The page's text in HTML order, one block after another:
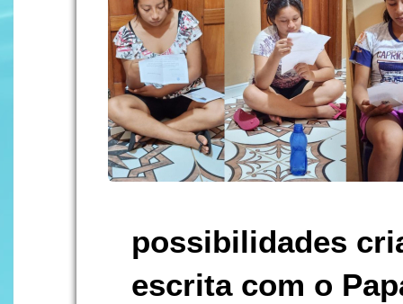
possibilidades
escrita com o